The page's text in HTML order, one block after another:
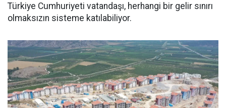
Türkiye Cumhuriyeti vatandaşı, herhangi bir gelir sınırı
olmaksızın sisteme katılabiliyor.